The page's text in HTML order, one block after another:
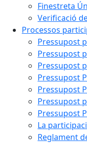
Finestreta
Verificació
Processos
Pressupost
Pressupost
Pressupost
Pressupost
Pressupost
Pressupost
Pressupost
La
Reglament